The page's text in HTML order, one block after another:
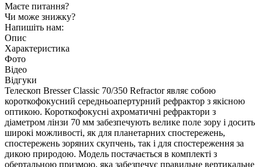
Маєте питання?
Чи може знижку?
Напишіть нам:
Опис
Характеристика
Фото
Відео
Відгуки
Телескоп Bresser Classic 70/350 Refractor являє собою
короткофокусний середньоапертурний рефрактор з якісною
оптикою. Короткофокусні ахроматичні рефрактори з
діаметром лінзи 70 мм забезпечують велике поле зору і досить
широкі можливості, як для планетарних спостережень,
спостережень зоряних скупчень, так і для спостереження за
дикою природою. Модель постачається в комплекті з
обертальною призмою, яка забезпечує правильне вертикальне